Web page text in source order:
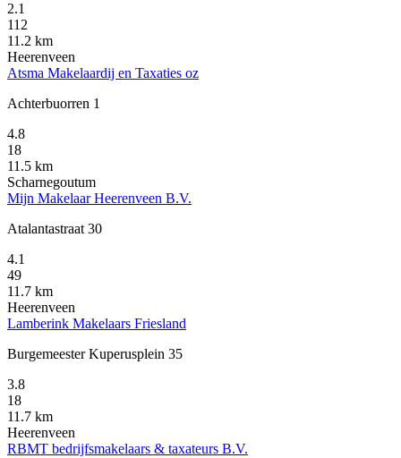
2.1
112
11.2 km
Heerenveen
Atsma Makelaardij en Taxaties oz
Achterbuorren 1
4.8
18
11.5 km
Scharnegoutum
Mijn Makelaar Heerenveen B.V.
Atalantastraat 30
4.1
49
11.7 km
Heerenveen
Lamberink Makelaars Friesland
Burgemeester Kuperusplein 35
3.8
18
11.7 km
Heerenveen
RBMT bedrijfsmakelaars & taxateurs B.V.